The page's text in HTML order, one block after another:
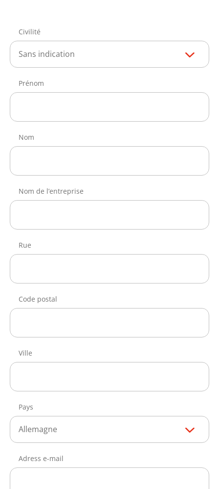
Civilité
Sans indication
Prénom
Nom
Nom de l’entreprise
Rue
Code postal
Ville
Pays
Allemagne
Adress e-mail